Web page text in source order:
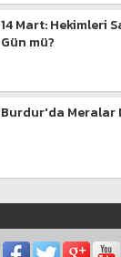
14 Mart: Hekimleri
Gün mü?
Burdur'da Meralar